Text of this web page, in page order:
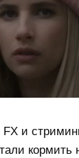
FX и